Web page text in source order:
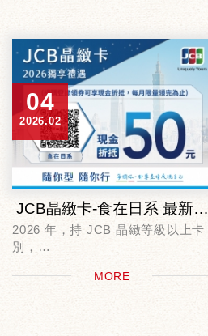
04
2026.02
JCB晶緻卡-食在日系 最新優惠！
2026 年，持 JCB 晶緻等級以上卡
別，
拉麵就能享優惠MORE